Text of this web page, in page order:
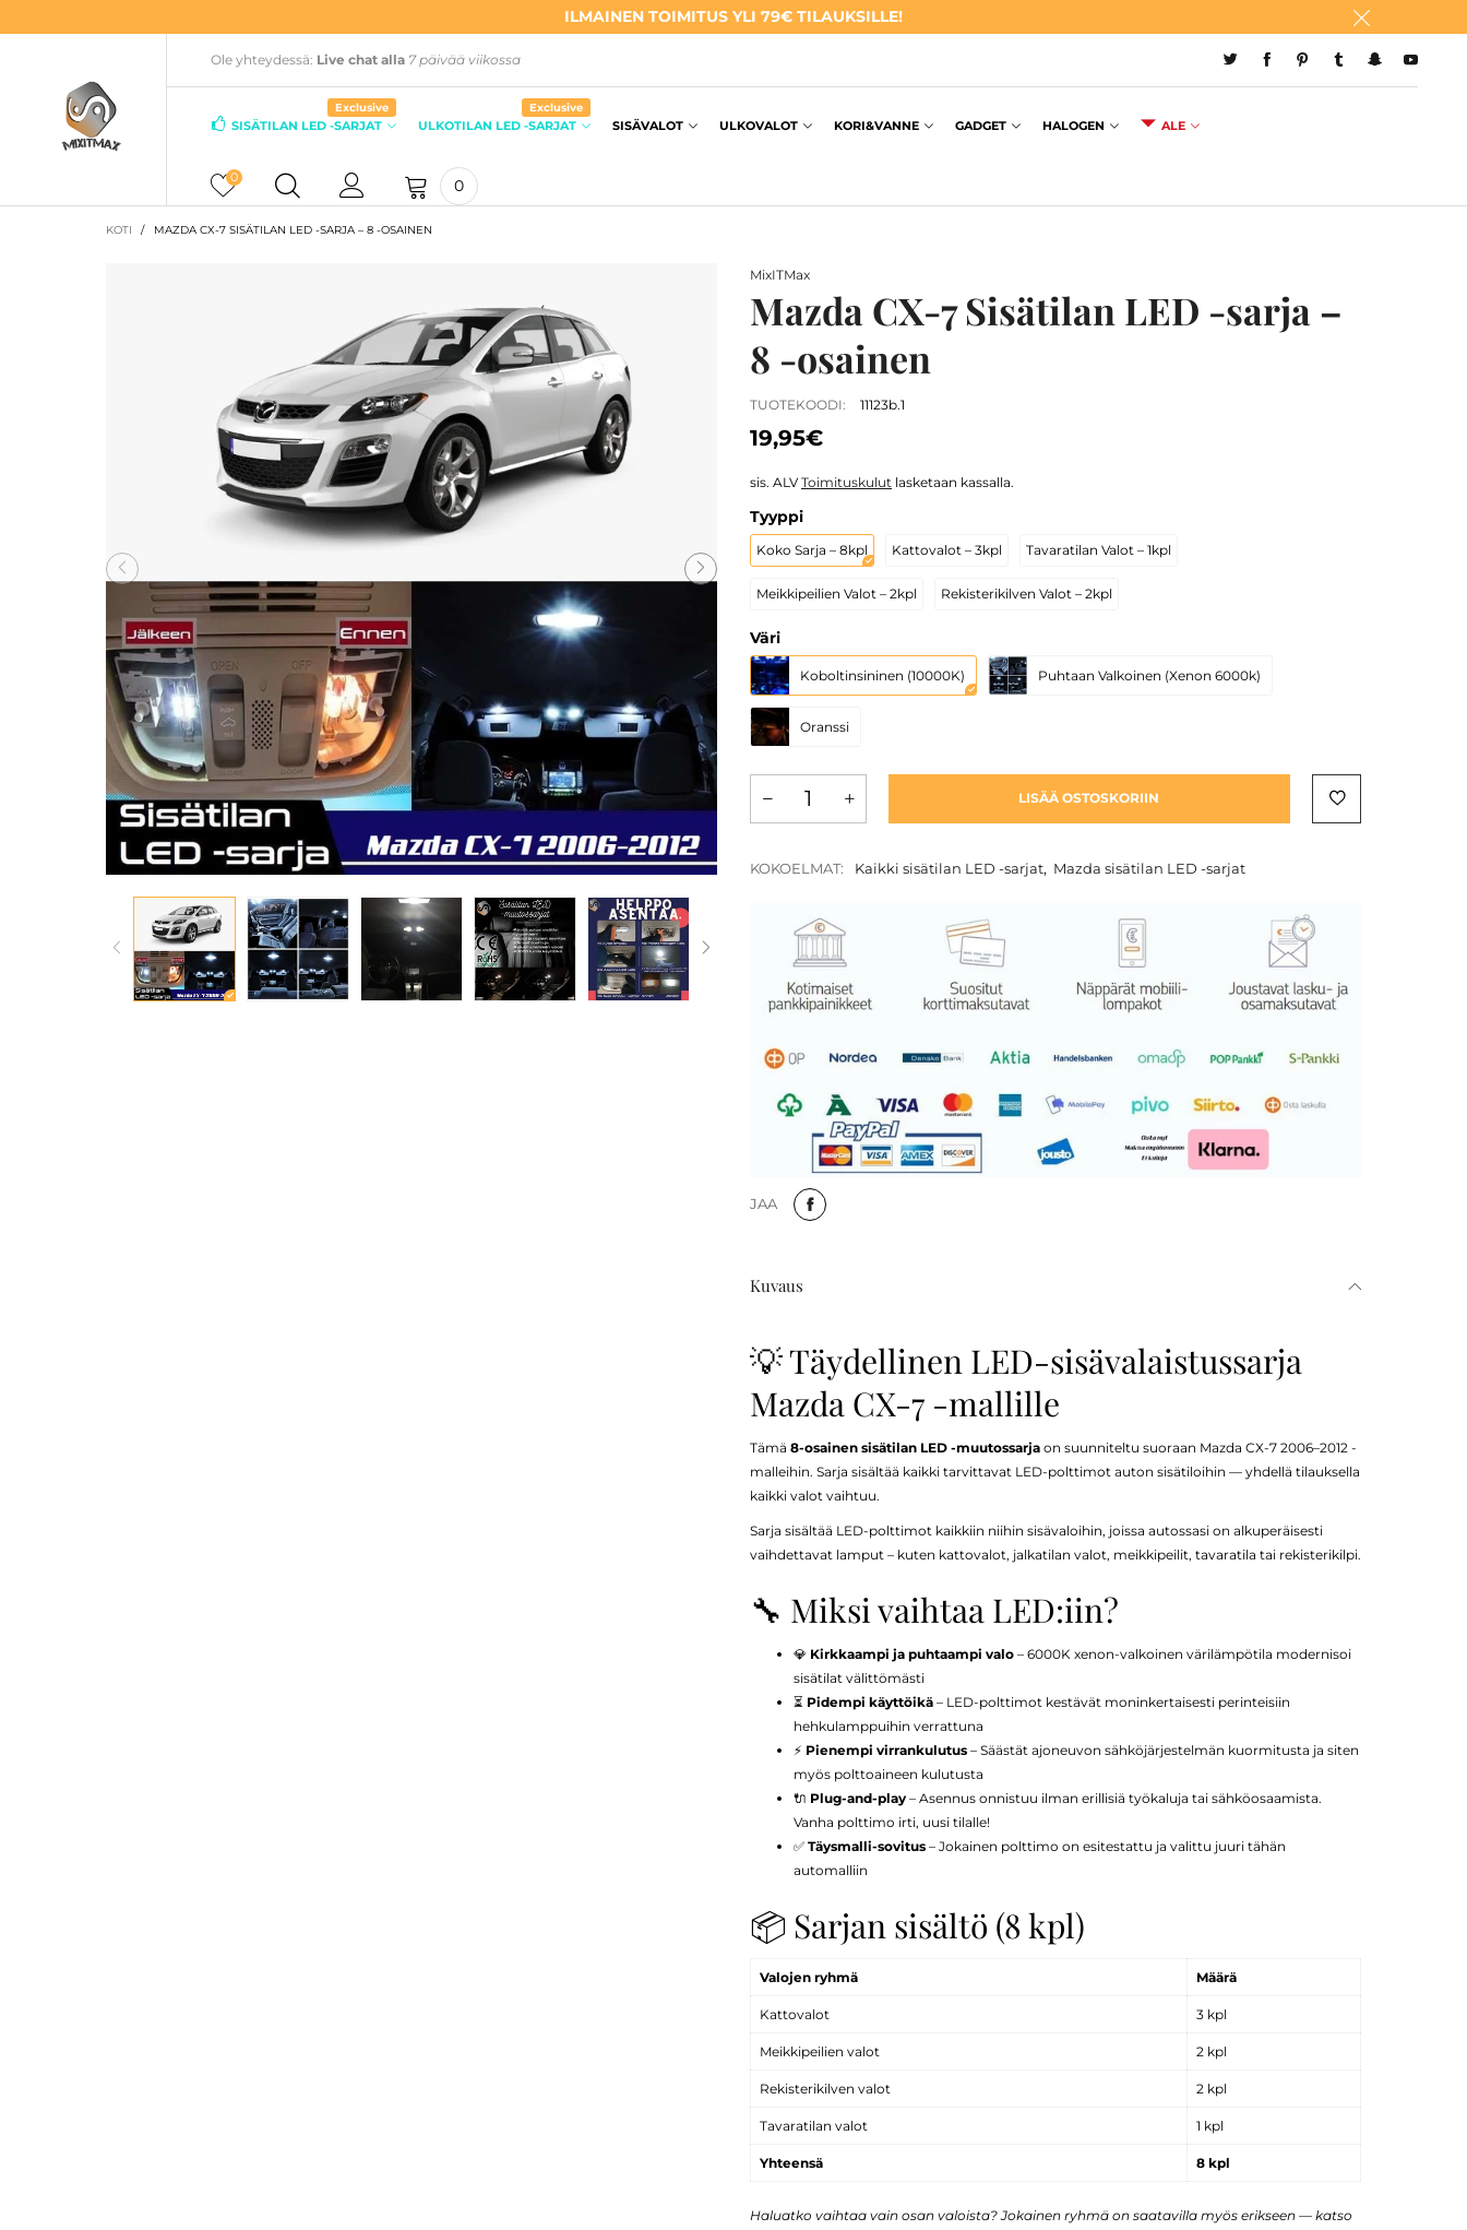
ILMAINEN TOIMITUS YLI 79€ TILAUKSILLE!
Ole yhteydessä: Live chat alla 7 päivää viikossa
SISÄTILAN LED -SARJAT
Exclusive
ULKOTILAN LED -SARJAT
Exclusive
SISÄVALOT ULKOVALOT KORI&VANNE GADGET HALOGEN ALE
0 0
KOTI / MAZDA CX-7 SISÄTILAN LED -SARJA – 8 -OSAINEN
MixITMax
Mazda CX-7 Sisätilan LED -sarja –
8 -osainen
TUOTEKOODI: 11123b.1
19,95€
sis. ALVToimituskulut lasketaan kassalla.
Tyyppi
Koko Sarja – 8kpl Kattovalot – 3kpl Tavaratilan Valot – 1kpl
Meikkipeilien Valot – 2kpl Rekisterikilven Valot – 2kpl
Väri
Koboltinsininen (10000K) Puhtaan Valkoinen (Xenon 6000k)
Oranssi
LISÄÄ OSTOSKORIIN
KOKOELMAT: Kaikki sisätilan LED -sarjat, Mazda sisätilan LED -sarjat
JAA
Kuvaus
💡 Täydellinen LED-sisävalaistussarja
Mazda CX-7 -mallille
Tämä 8-osainen sisätilan LED -muutossarja on suunniteltu suoraan Mazda CX-7 2006–2012 -
malleihin. Sarja sisältää kaikki tarvittavat LED-polttimot auton sisätiloihin — yhdellä tilauksella
kaikki valot vaihtuu.
Sarja sisältää LED-polttimot kaikkiin niihin sisävaloihin, joissa autossasi on alkuperäisesti
vaihdettavat lamput – kuten kattovalot, jalkatilan valot, meikkipeilit, tavaratila tai rekisterikilpi.
🔧 Miksi vaihtaa LED:iin?
💎 Kirkkaampi ja puhtaampi valo – 6000K xenon-valkoinen värilämpötila modernisoi
sisätilat välittömästi
⏳ Pidempi käyttöikä – LED-polttimot kestävät moninkertaisesti perinteisiin
hehkulamppuihin verrattuna
⚡ Pienempi virrankulutus – Säästät ajoneuvon sähköjärjestelmän kuormitusta ja siten
myös polttoaineen kulutusta
🔌 Plug-and-play – Asennus onnistuu ilman erillisiä työkaluja tai sähköosaamista.
Vanha polttimo irti, uusi tilalle!
✅ Täysmalli-sovitus – Jokainen polttimo on esitestattu ja valittu juuri tähän
automalliin
📦 Sarjan sisältö (8 kpl)
Valojen ryhmä Määrä
Kattovalot 3 kpl
Meikkipeilien valot 2 kpl
Rekisterikilven valot 2 kpl
Tavaratilan valot 1 kpl
Yhteensä 8 kpl
Haluatko vaihtaa vain osan valoista? Jokainen ryhmä on saatavilla myös erikseen — katso